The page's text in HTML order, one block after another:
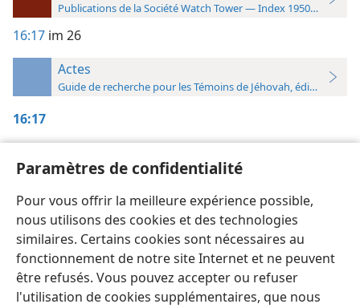
Paramètres de confidentialité
Pour vous offrir la meilleure expérience possible,
nous utilisons des cookies et des technologies
similaires. Certains cookies sont nécessaires au
fonctionnement de notre site Internet et ne peuvent
être refusés. Vous pouvez accepter ou refuser
l'utilisation de cookies supplémentaires, que nous
Publications de la Société Watch Tower — Index 1950-1985
16:17 im 26
Actes
Guide de recherche pour les Témoins de Jéhovah, édition 2019
16:17
15/6/1990, p. 16